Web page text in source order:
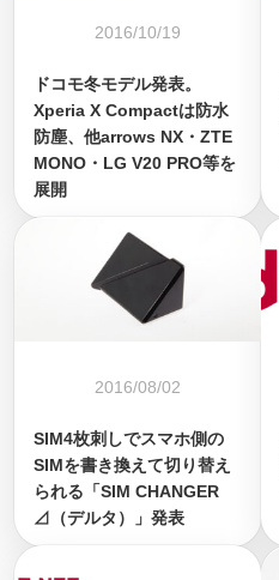
2016/10/19
ドコモ冬モデル発表。
Xperia X Compactは防水
防塵、他arrows NX・ZTE
MONO・LG V20 PRO等を
展開
2016/08/02
SIM4枚刺しでスマホ側の
SIMを書き換えて切り替え
られる「SIM CHANGER
⊿（デルタ）」発表